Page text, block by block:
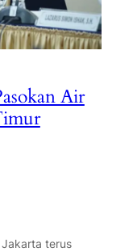
Air
Jakarta terus